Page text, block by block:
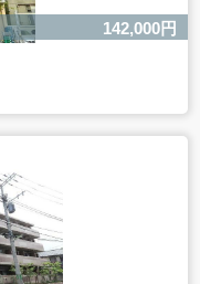
公休日を除く
合、適切な対応がで
142,000円